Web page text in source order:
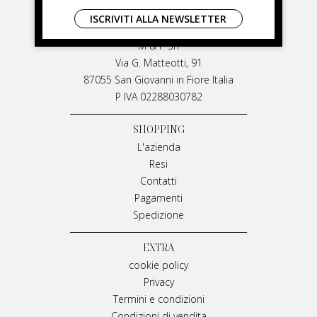
LIVIANA MIRARCHI
M & P Srl
Via G. Matteotti, 91
87055 San Giovanni in Fiore Italia
P IVA 02288030782
SHOPPING
L'azienda
Resi
Contatti
Pagamenti
Spedizione
EXTRA
cookie policy
Privacy
Termini e condizioni
ISCRIVITI ALLA NEWSLETTER